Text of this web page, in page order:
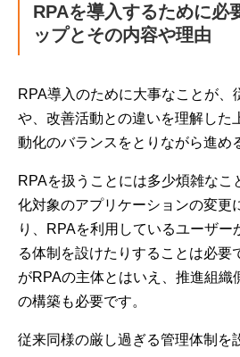
RPAを導入するために必
ップとその内容や理由
RPA導入のために大事なことが、
や、改善活動との違いを理解した
動化のバランスをとりながら進め
RPAを扱うことには多少煩雑なこ
化対象のアプリケーションの変更
り、RPAを利用しているユーザー
る体制を設けたりすることは必要
がRPAの主体とはいえ、推進組織
の構築も必要です。
従来同様の厳し過ぎる管理体制を